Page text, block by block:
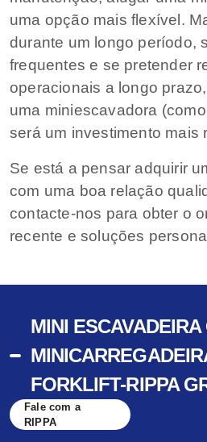
uma opção mais flexível.
durante um longo período,
frequentes e se pretender
operacionais a longo
uma miniescavadora
será um investimento mais
Se está a pensar adquirir
com uma boa relação
contacte-nos para obter o
recente e soluções
MINI
FORKLIFT-RIPPA
Fale com a
RIPPA